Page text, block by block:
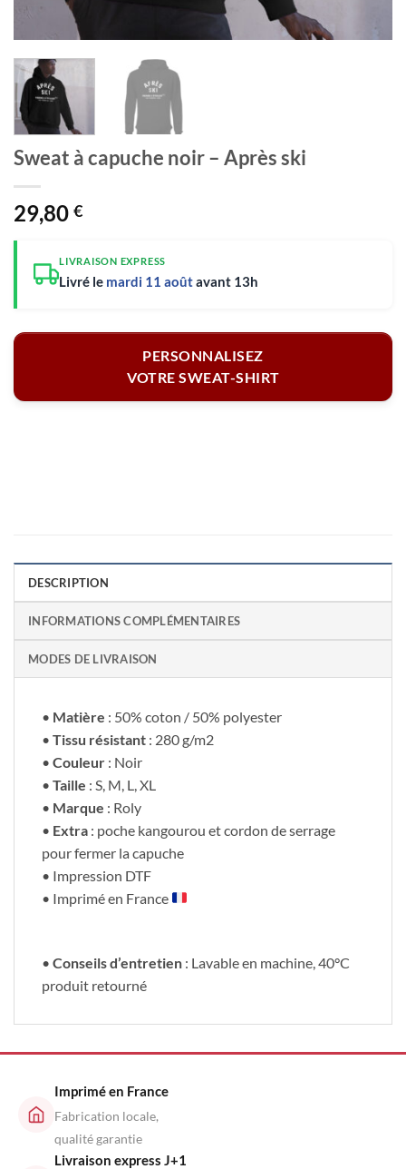
Sweat à capuche noir – Après ski
29,80 €
LIVRAISON EXPRESS
Livré le mardi 11 aoûtavant 13h
PERSONNALISEZ
VOTRE SWEAT-SHIRT
DESCRIPTION
INFORMATIONS COMPLÉMENTAIRES
MODES DE LIVRAISON
• Matière : 50% coton / 50% polyester
• Tissu résistant : 280 g/m2
• Couleur : Noir
• Taille : S, M, L, XL
• Marque : Roly
• Extra : poche kangourou et cordon de serrage
pour fermer la capuche
• Impression DTF
• Imprimé en France
• Conseils d’entretien : Lavable en machine, 40°C
produit retourné
Imprimé en France
Fabrication locale,
qualité garantie
Livraison express J+1